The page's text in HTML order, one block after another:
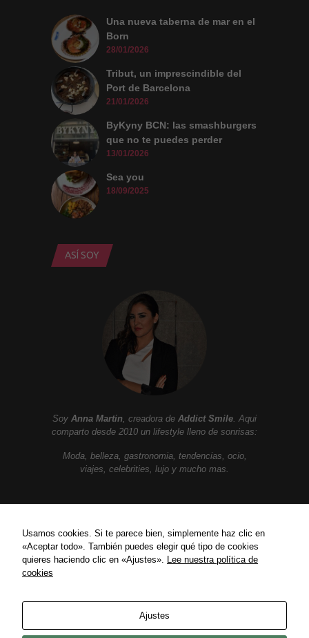
Una nueva taberna de mar en el
Born
28/01/2026
Tribut, un imprescindible del
Port de Barcelona
21/01/2026
ByKyny BCN: las smashburgers
que no te puedes perder
13/01/2026
Sea you
18/09/2025
ASÍ SOY
Soy Anna Martin, creadora de Addict Smile. Aqui
comparto desde 2010 un lifestyle lleno de sonrisas:
Moda, belleza, gastronomia, tendencias, ocio,
viajes, celebrities, lujo y mucho mas.
Política de privacidad
Política de Cookies
Usamos cookies. Si te parece bien, simplemente haz clic en
«Aceptar todo». También puedes elegir qué tipo de cookies
quieres haciendo clic en «Ajustes». Lee nuestra política de
cookies
Ajustes